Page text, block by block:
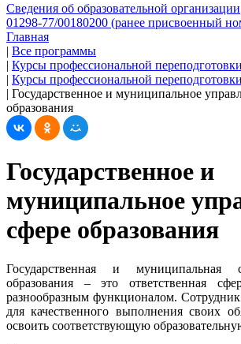
Сведения об образовательной организации
01298-77/00180200 (ранее присвоенный
Главная
| Все программы
| Курсы профессиональной переподготовки
| Курсы профессиональной
| Государственное и муниципальное
образования
Государственное и
муниципальное
сфере образования
Государственная и
образования – это ответственная
разнообразным функционалом.
для качественного выполнения своих
освоить соответствующую